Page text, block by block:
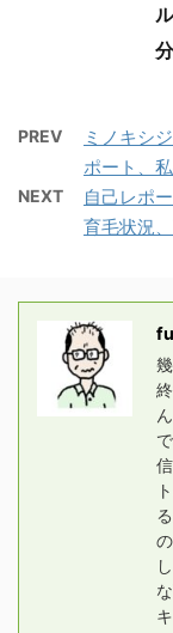
PREV
ミノキシ
ポート、
NEXT
自己レポ
育毛状況